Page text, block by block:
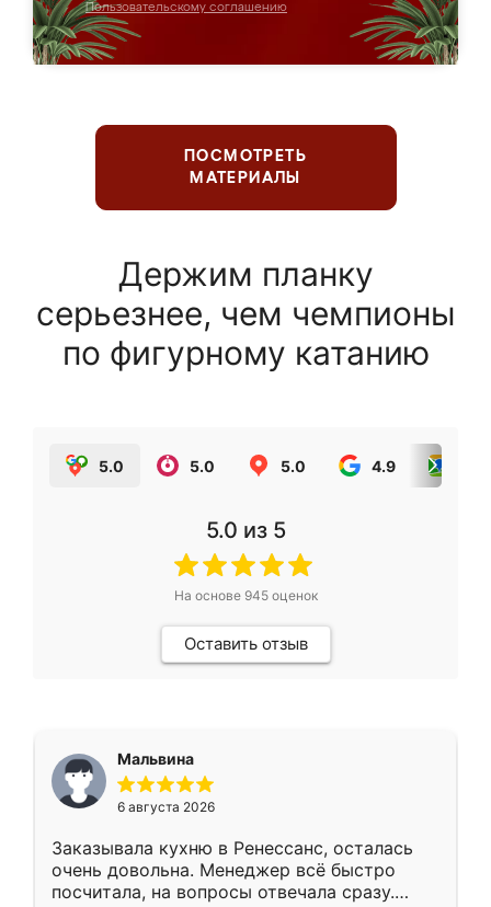
Пользовательскому соглашению
ПОСМОТРЕТЬ
МАТЕРИАЛЫ
Держим планку
серьезнее, чем чемпионы
по фигурному катанию
5.0 5.0 5.0 4.9
5.0 из 5
На основе 945оценок
Оставить отзыв
Мальвина
6 августа 2026
Заказывала кухню в Ренессанс, осталась
очень довольна. Менеджер всё быстро
посчитала, на вопросы отвечала сразу.